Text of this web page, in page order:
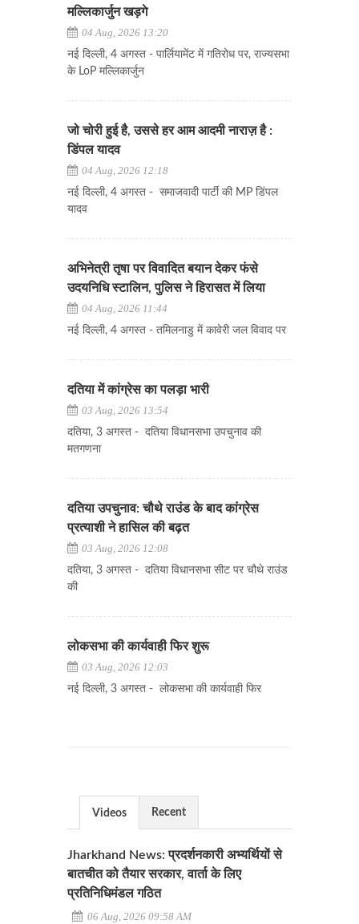
मल्लिकार्जुन खड़गे
04 Aug, 2026 13:20
नई दिल्ली, 4 अगस्त - पार्लियामेंट में गतिरोध पर, राज्यसभा
के LoP मल्लिकार्जुन
जो चोरी हुई है, उससे हर आम आदमी नाराज़ है :
डिंपल यादव
04 Aug, 2026 12:18
नई दिल्ली, 4 अगस्त - समाजवादी पार्टी की MP डिंपल
यादव
अभिनेत्री तृषा पर विवादित बयान देकर फंसे
उदयनिधि स्टालिन, पुलिस ने हिरासत में लिया
04 Aug, 2026 11:44
नई दिल्ली, 4 अगस्त - तमिलनाडु में कावेरी जल विवाद पर
दतिया में कांग्रेस का पलड़ा भारी
03 Aug, 2026 13:54
दतिया, 3 अगस्त - दतिया विधानसभा उपचुनाव की
मतगणना
दतिया उपचुनाव: चौथे राउंड के बाद कांग्रेस
प्रत्याशी ने हासिल की बढ़त
03 Aug, 2026 12:08
दतिया, 3 अगस्त - दतिया विधानसभा सीट पर चौथे राउंड
की
लोकसभा की कार्यवाही फिर शुरू
03 Aug, 2026 12:03
नई दिल्ली, 3 अगस्त - लोकसभा की कार्यवाही फिर
Videos Recent
Jharkhand News: प्रदर्शनकारी अभ्यर्थियों से
बातचीत को तैयार सरकार, वार्ता के लिए
प्रतिनिधिमंडल गठित
06 Aug, 2026 09:58 AM